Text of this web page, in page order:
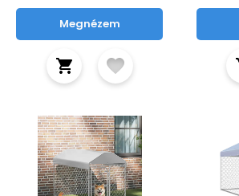
Megnézem